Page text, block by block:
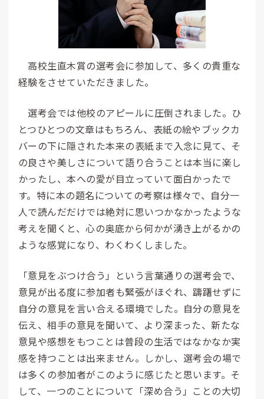
高校生直木賞の選考会に参加して、多くの貴重な
経験をさせていただきました。
選考会では他校のアピールに圧倒されました。ひ
とつひとつの文章はもちろん、表紙の絵やブックカ
バーの下に隠された本来の表紙まで入念に見て、そ
の良さや美しさについて語り合うことは本当に楽し
かったし、本への愛が目立っていて面白かったで
す。特に本の題名についての考察は様々で、自分一
人で読んだだけでは絶対に思いつかなかったような
考えを聞くと、心の奥底から何かが湧き上がるかの
ような感覚になり、わくわくしました。
「意見をぶつけ合う」という言葉通りの選考会で、
意見が出る度に参加者も緊張がほぐれ、躊躇せずに
自分の意見を言い合える環境でした。自分の意見を
伝え、相手の意見を聞いて、より深まった、新たな
意見や感想をもつことは普段の生活ではなかなか実
感を持つことは出来ません。しかし、選考会の場で
は多くの参加者がこのように感じたと思います。そ
して、一つのことについて「深め合う」ことの大切